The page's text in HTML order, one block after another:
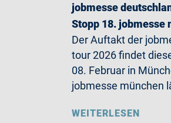
jobmesse
Stopp 18. jobmesse
Der Auftakt der
tour 2026 findet
08. Februar in
jobmesse münchen
WEITERLESEN